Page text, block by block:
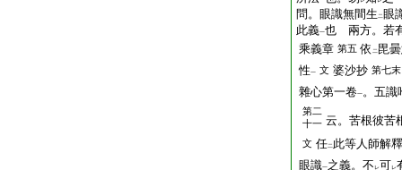
問。眼識無間生 二 眼
此義一也 兩方。若
乘義章 第五 依 二 毘
性一 文 婆沙抄 第七末
雜心第一卷一。五識
第二
十一 云。苦根彼苦
文 任二 此等人師解
眼識一之義。不 レ可レ